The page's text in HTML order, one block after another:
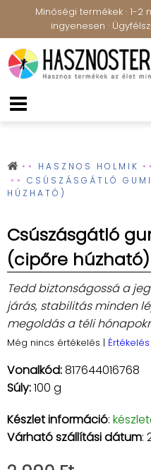
Minőségi termékek · 1-2
ingyenesen ·
HASZNOS HOLMIK
CSÚSZÁSGÁTLÓ
HÚZHATÓ)
Csúszásgátló
(cipőre húzható)
Tedd biztonságossá a
járás, stabilitás minden
megoldás a téli
Még nincs értékelés |
Vonalkód:817644016768
Súly:100 g
Készlet információ:
Várható szállítási dátum: